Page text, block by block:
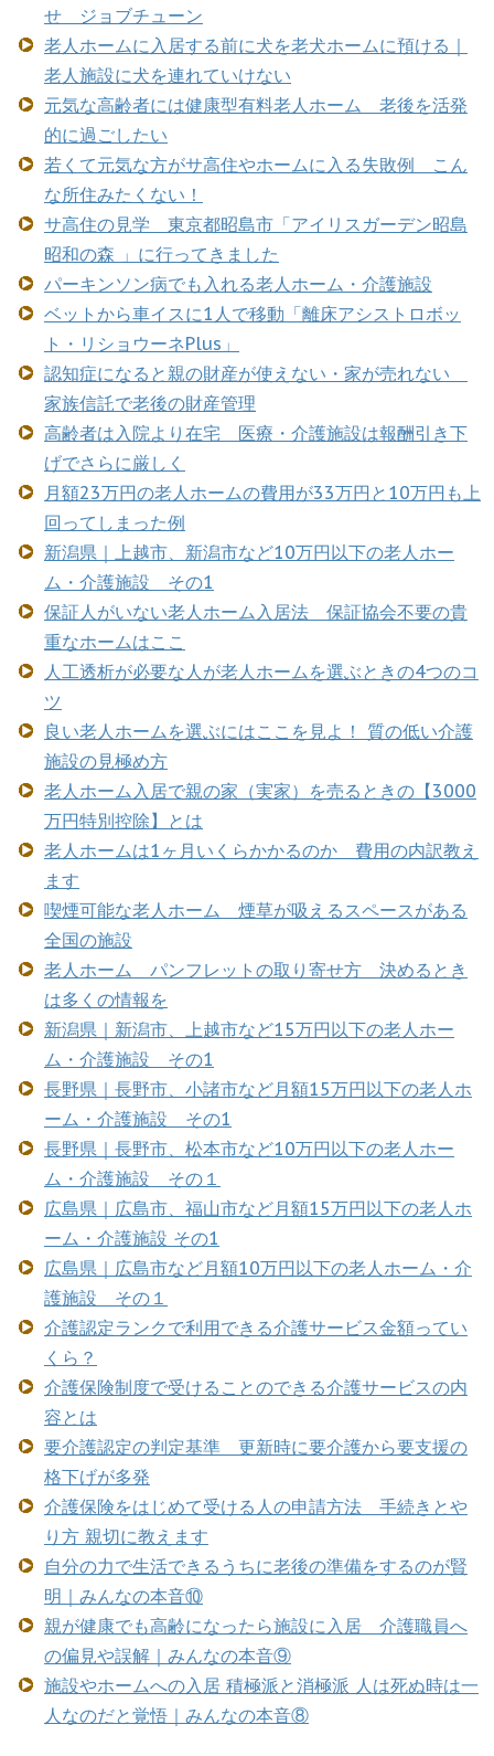
せ ジョブチューン
老人ホームに入居する前に犬を老犬ホームに預ける｜
老人施設に犬を連れていけない
元気な高齢者には健康型有料老人ホーム 老後を活発
的に過ごしたい
若くて元気な方がサ高住やホームに入る失敗例 こん
な所住みたくない！
サ高住の見学 東京都昭島市「アイリスガーデン昭島
昭和の森 」に行ってきました
パーキンソン病でも入れる老人ホーム・介護施設
ベットから車イスに1人で移動「離床アシストロボッ
ト・リショウーネPlus」
認知症になると親の財産が使えない・家が売れない
家族信託で老後の財産管理
高齢者は入院より在宅 医療・介護施設は報酬引き下
げでさらに厳しく
月額23万円の老人ホームの費用が33万円と10万円も上
回ってしまった例
新潟県｜上越市、新潟市など10万円以下の老人ホー
ム・介護施設 その1
保証人がいない老人ホーム入居法 保証協会不要の貴
重なホームはここ
人工透析が必要な人が老人ホームを選ぶときの4つのコ
ツ
良い老人ホームを選ぶにはここを見よ！ 質の低い介護
施設の見極め方
老人ホーム入居で親の家（実家）を売るときの【3000
万円特別控除】とは
老人ホームは1ヶ月いくらかかるのか 費用の内訳教え
ます
喫煙可能な老人ホーム 煙草が吸えるスペースがある
全国の施設
老人ホーム パンフレットの取り寄せ方 決めるとき
は多くの情報を
新潟県｜新潟市、上越市など15万円以下の老人ホー
ム・介護施設 その1
長野県｜長野市、小諸市など月額15万円以下の老人ホ
ーム・介護施設 その1
長野県｜長野市、松本市など10万円以下の老人ホー
ム・介護施設 その１
広島県｜広島市、福山市など月額15万円以下の老人ホ
ーム・介護施設 その1
広島県｜広島市など月額10万円以下の老人ホーム・介
護施設 その１
介護認定ランクで利用できる介護サービス金額ってい
くら？
介護保険制度で受けることのできる介護サービスの内
容とは
要介護認定の判定基準 更新時に要介護から要支援の
格下げが多発
介護保険をはじめて受ける人の申請方法 手続きとや
り方 親切に教えます
自分の力で生活できるうちに老後の準備をするのが賢
明｜みんなの本音⑩
親が健康でも高齢になったら施設に入居 介護職員へ
の偏見や誤解｜みんなの本音⑨
施設やホームへの入居 積極派と消極派 人は死ぬ時は一
人なのだと覚悟｜みんなの本音⑧